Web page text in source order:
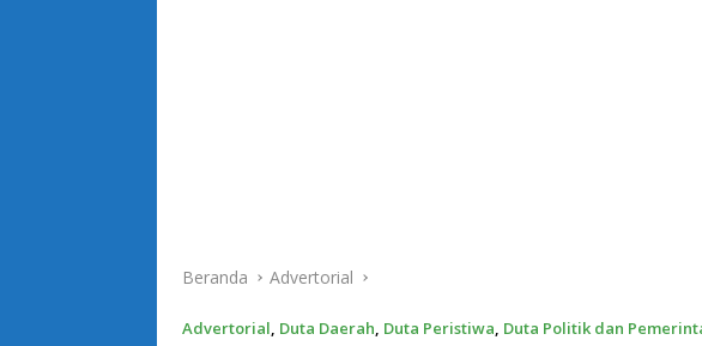
Beranda Advertorial
Advertorial, Duta Daerah, Duta Peristiwa, Duta Politik dan